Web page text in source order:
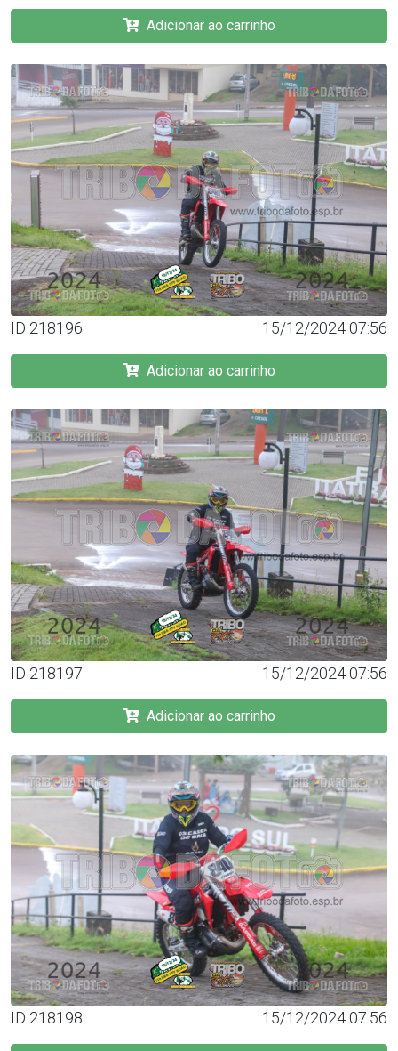
Adicionar ao carrinho
ID 218196 15/12/2024 07:56
Adicionar ao carrinho
ID 218197 15/12/2024 07:56
Adicionar ao carrinho
ID 218198 15/12/2024 07:56